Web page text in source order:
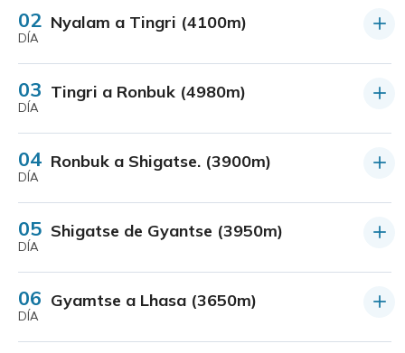
02
DÍA
Nyalam a Tingri (4100m)
03
DÍA
Tingri a Ronbuk (4980m)
04
DÍA
Ronbuk a Shigatse. (3900m)
05
DÍA
Shigatse de Gyantse (3950m)
06
DÍA
Gyamtse a Lhasa (3650m)